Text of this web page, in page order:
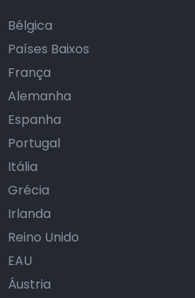
Bélgica
Países Baixos
França
Alemanha
Espanha
Portugal
Itália
Grécia
Irlanda
Reino Unido
EAU
Áustria